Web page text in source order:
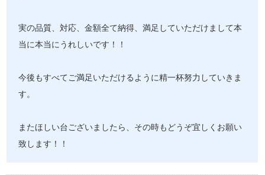
実の品質、対応、金額全て納得、満足していただけまして本
当に本当にうれしいです！！
今後もすべてご満足いただけるように精一杯努力していきま
す。
またほしい台ございましたら、その時もどうぞ宜しくお願い
致します！！